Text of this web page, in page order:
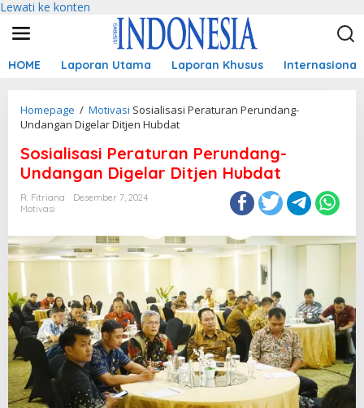
Lewati ke konten
HOME Laporan Utama Laporan Khusus Internasional
Homepage / Motivasi Sosialisasi Peraturan Perundang-
Undangan Digelar Ditjen Hubdat
Sosialisasi Peraturan Perundang-
Undangan Digelar Ditjen Hubdat
R. Fitriana
Desember 7, 2024
Motivasi